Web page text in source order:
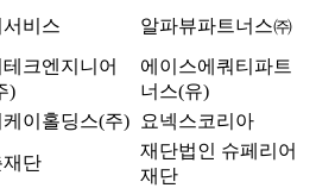
서비스 알파뷰파트너스㈜
크엔지니어
)
에이스에쿼티파트
너스(유)
케이홀딩스(주) 요넥스코리아
재단
재단법인 슈페리어
재단